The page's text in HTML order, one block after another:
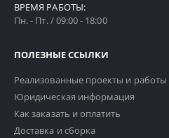
ВРЕМЯ РАБОТЫ:
Пн. - Пт. / 09:00 - 18:00
ПОЛЕЗНЫЕ ССЫЛКИ
Реализованные проекты и работы
Юридическая информация
Как заказать и оплатить
Доставка и сборка